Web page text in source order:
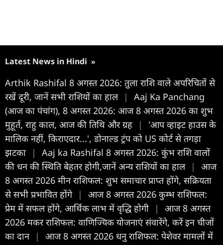
Latest News in Hindi »
Arthik Rashifal 8 अगस्त 2026: तुला राशि वाले अपरिचितों से
रखें दूरी, जानें सभी राशियों का हाल |
Aaj Ka Panchang
(आज का पंचांग), 8 अगस्त 2026: आज 8 अगस्त 2026 का शुभ
मुहूर्त, राहु काल, आज की तिथि और ग्रह
|
'आप व्हाइट हाउस के
मालिक नहीं, किराएदार...', डोनाल्ड ट्रंप को US कोर्ट से तगड़ा
झटका
|
Aaj ka Rashifal 8 अगस्त 2026: कुंभ राशि वालों
की धन की स्थिति बेहतर होगी,जानें अन्य राशियों का हाल |
आज
8 अगस्त 2026 मीन राशिफल: शुभ समाचार प्राप्त होंगे, सक्रियता
से सभी प्रभावित होंगे |
आज 8 अगस्त 2026 कुम्भ राशिफल:
प्रेम में सफल होंगे, आर्थिक लाभ में वृद्धि होगी
|
आज 8 अगस्त
2026 मकर राशिफल: वाणिज्यिक योजनाएं संवारेंगे, करें इन चीजों
का दान |
आज 8 अगस्त 2026 धनु राशिफल: पेशेवर मामलों में